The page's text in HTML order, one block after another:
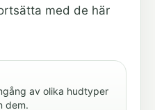
med de här
av olika hudtyper
dem.